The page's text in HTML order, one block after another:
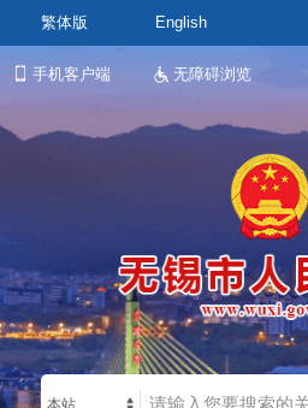
繁体版 English
手机客户端 无障碍浏览
本站